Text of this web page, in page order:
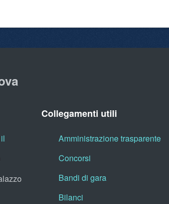
Collegamenti utili
Amministrazione trasparente
Concorsi
Bandi di gara
Bilanci